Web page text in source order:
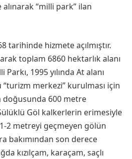
“milli park” ilan
tarihinde hizmete açılmıştır.
toplam 6860 hektarlık alanı
1995 yılında At alanı
“turizm merkezi” kurulması için
doğusunda 600 metre
Göl kalkerlerin erimesiyle
2 metreyi geçmeyen gölün
bakımından son derece
kızılçam, karaçam, saçlı